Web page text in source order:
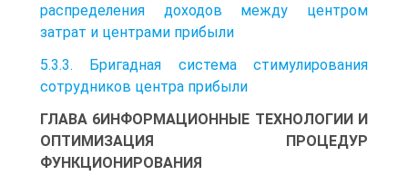
распределения доходов между центром
затрат и центрами прибыли
5.3.3. Бригадная система стимулирования
сотрудников центра прибыли
ГЛАВА 6ИНФОРМАЦИОННЫЕ ТЕХНОЛОГИИ И
ОПТИМИЗАЦИЯ ПРОЦЕДУР
ФУНКЦИОНИРОВАНИЯ